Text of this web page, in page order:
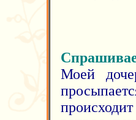
Моей